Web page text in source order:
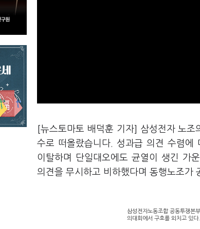
[뉴스토마토 배덕훈 기자] 삼성전자 노조
수로 떠올랐습니다
성과급 의견 수렴에
이탈하며 단일대오에도 균열이 생긴 가운
의견을 무시하고 비하했다며 동행노조가
삼성전자노동조합 공동투쟁본
의대회에서 구호를 외치고 있